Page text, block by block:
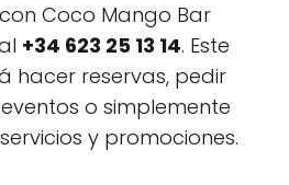
Coco Mango Bar
+34 623 25 13 14. Este
hacer reservas, pedir
o simplemente
y promociones.